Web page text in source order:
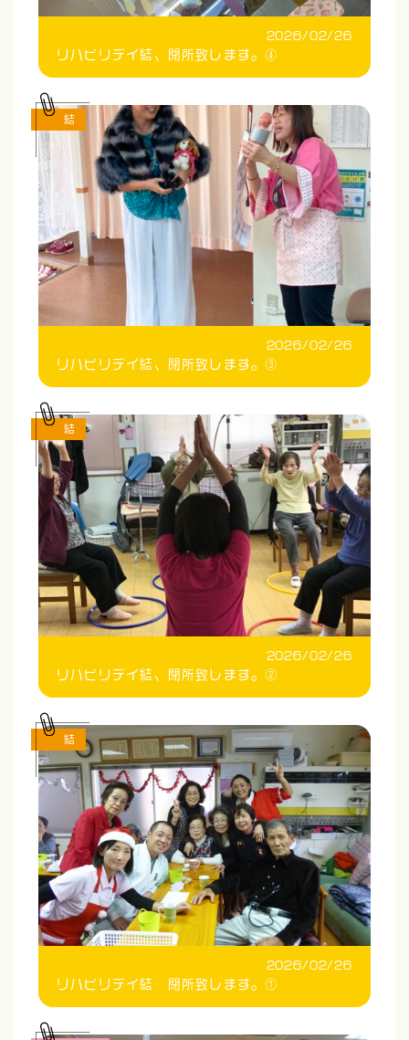
2026/02/26
リハビリデイ結、閉所致します。④
2026/02/26
リハビリデイ結、閉所致します。③
結
2026/02/26
リハビリデイ結、閉所致します。②
結
2026/02/26
リハビリデイ結 閉所致します。①
結